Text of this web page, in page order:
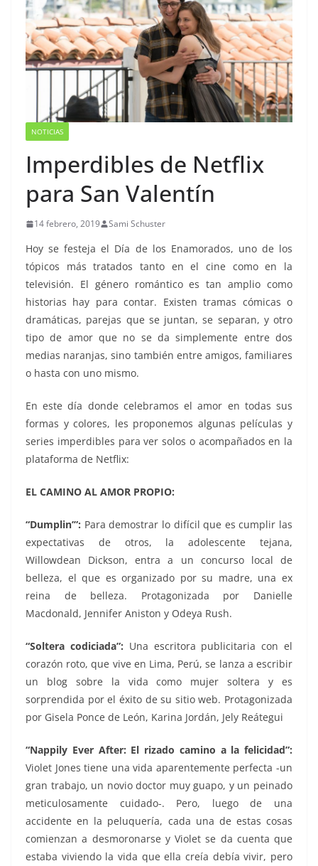
NOTICIAS
Imperdibles de Netflix
para San Valentín
14 febrero, 2019 Sami Schuster
Hoy se festeja el Día de los Enamorados, uno de los
tópicos más tratados tanto en el cine como en la
televisión. El género romántico es tan amplio como
historias hay para contar. Existen tramas cómicas o
dramáticas, parejas que se juntan, se separan, y otro
tipo de amor que no se da simplemente entre dos
medias naranjas, sino también entre amigos, familiares
o hasta con uno mismo.
En este día donde celebramos el amor en todas sus
formas y colores, les proponemos algunas películas y
series imperdibles para ver solos o acompañados en la
plataforma de Netflix:
EL CAMINO AL AMOR PROPIO:
“Dumplin’”: Para demostrar lo difícil que es cumplir las
expectativas de otros, la adolescente tejana,
Willowdean Dickson, entra a un concurso local de
belleza, el que es organizado por su madre, una ex
reina de belleza. Protagonizada por Danielle
Macdonald, Jennifer Aniston y Odeya Rush.
“Soltera codiciada”: Una escritora publicitaria con el
corazón roto, que vive en Lima, Perú, se lanza a escribir
un blog sobre la vida como mujer soltera y es
sorprendida por el éxito de su sitio web. Protagonizada
por Gisela Ponce de León, Karina Jordán, Jely Reátegui
“Nappily Ever After: El rizado camino a la felicidad”:
Violet Jones tiene una vida aparentemente perfecta -un
gran trabajo, un novio doctor muy guapo, y un peinado
meticulosamente cuidado-. Pero, luego de una
accidente en la peluquería, cada una de estas cosas
comienzan a desmoronarse y Violet se da cuenta que
estaba viviendo la vida que ella creía debía vivir, pero